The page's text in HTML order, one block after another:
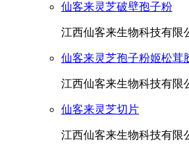
仙客来灵芝破壁孢子粉
江西仙客来生物科技有限
仙客来灵芝孢子粉姬松茸
江西仙客来生物科技有限
仙客来灵芝切片
江西仙客来生物科技有限